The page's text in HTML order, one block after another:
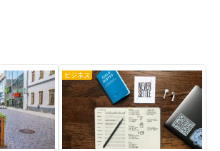
ビジネス